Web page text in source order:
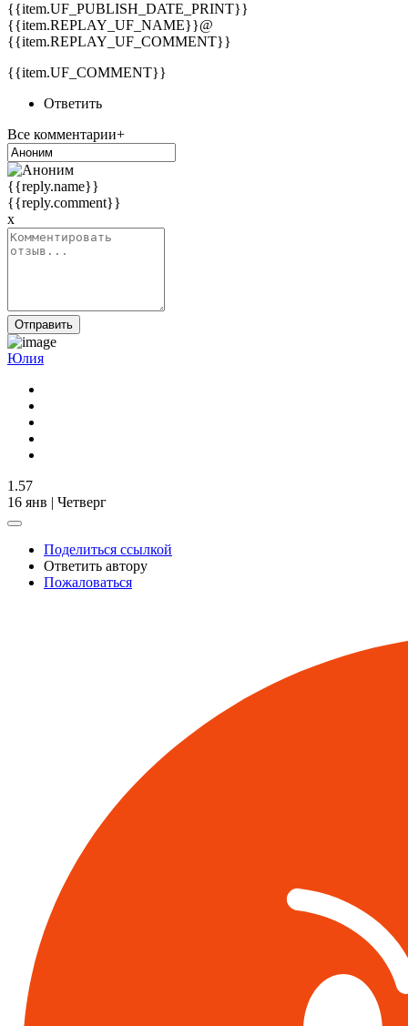
{{item.UF_PUBLISH_DATE_PRINT}}
{{item.REPLAY_UF_NAME}}@
{{item.REPLAY_UF_COMMENT}}
{{item.UF_COMMENT}}
Ответить
Все комментарии+
{{reply.name}}
{{reply.comment}}
x
Отправить
Юлия
1.57
16 янв | Четверг
Поделиться ссылкой
Ответить автору
Пожаловаться